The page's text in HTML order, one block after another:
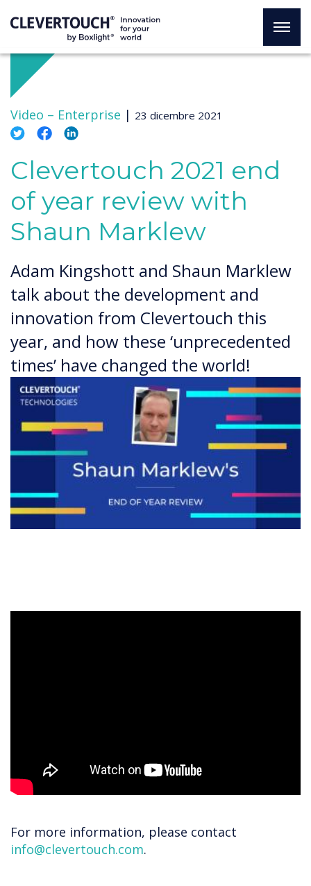
Video – Enterprise | 23 dicembre 2021
Clevertouch 2021 end
of year review with
Shaun Marklew
Adam Kingshott and Shaun Marklew
talk about the development and
innovation from Clevertouch this
year, and how these ‘unprecedented
times’ have changed the world!
For more information, please contact
info@clevertouch.com.